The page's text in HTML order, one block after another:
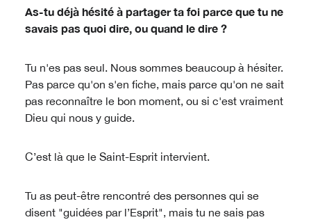
As-tu déjà hésité à partager ta foi parce que tu ne
savais pas quoi dire, ou quand le dire ?
Tu n'es pas seul. Nous sommes beaucoup à hésiter.
Pas parce qu'on s'en fiche, mais parce qu'on ne sait
pas reconnaître le bon moment, ou si c'est vraiment
Dieu qui nous y guide.
C’est là que le Saint-Esprit intervient.
Tu as peut-être rencontré des personnes qui se
disent "guidées par l’Esprit", mais tu ne sais pas